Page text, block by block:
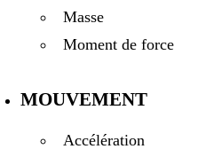
Masse
Moment de force
MOUVEMENT
Accélération